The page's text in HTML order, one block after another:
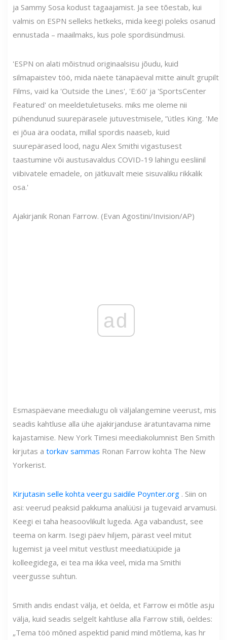
ja Sammy Sosa kodust tagaajamist. Ja see tõestab, kui
valmis on ESPN selleks hetkeks, mida keegi poleks osanud
ennustada – maailmaks, kus pole spordisündmusi.
'ESPN on alati mõistnud originaalsisu jõudu, kuid
silmapaistev töö, mida näete tänapäeval mitte ainult grupilt
Films, vaid ka 'Outside the Lines', 'E:60' ja 'SportsCenter
Featured' on meeldetuletuseks. miks me oleme nii
pühendunud suurepärasele jutuvestmisele, ”ütles King. 'Me
ei jõua ära oodata, millal spordis naaseb, kuid
suurepärased lood, nagu Alex Smithi vigastusest
taastumine või austusavaldus COVID-19 lahingu eesliinil
viibivatele emadele, on jätkuvalt meie sisuvaliku rikkalik
osa.'
Ajakirjanik Ronan Farrow. (Evan Agostini/Invision/AP)
ad
Esmaspäevane meedialugu oli väljalangemine veerust, mis
seadis kahtluse alla ühe ajakirjanduse äratuntavama nime
kajastamise. New York Timesi meediakolumnist Ben Smith
kirjutas a torkav sammas Ronan Farrow kohta The New
Yorkerist.
Kirjutasin selle kohta veergu saidile Poynter.org . Siin on
asi: veerud peaksid pakkuma analüüsi ja tugevaid arvamusi.
Keegi ei taha heasoovlikult lugeda. Aga vabandust, see
teema on karm. Isegi päev hiljem, pärast veel mitut
lugemist ja veel mitut vestlust meediatüüpide ja
kolleegidega, ei tea ma ikka veel, mida ma Smithi
veergusse suhtun.
Smith andis endast välja, et öelda, et Farrow ei mõtle asju
välja, kuid seadis selgelt kahtluse alla Farrow stiili, öeldes:
„Tema töö mõned aspektid panid mind mõtlema, kas hr